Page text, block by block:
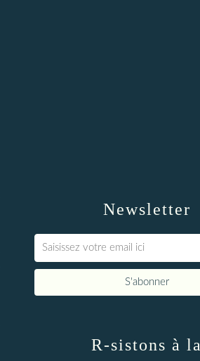
Newsletter
R-sistons à la